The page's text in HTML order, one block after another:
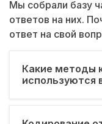
Мы собрали базу
ответов на них.
ответ на свой
Какие методы
используются